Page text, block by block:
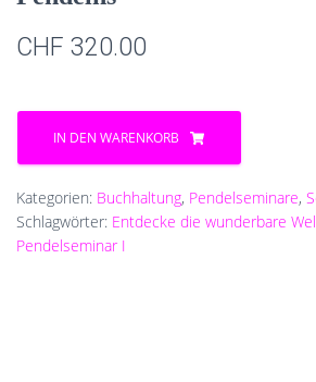
CHF 320.00
Entdecke
Welt
des
Pendelns
Menge
IN DEN WARENKORB
Kategorien: Buchhaltung, Pendelseminare,
Schlagwörter: Entdecke die wunderbare
Pendelseminar I